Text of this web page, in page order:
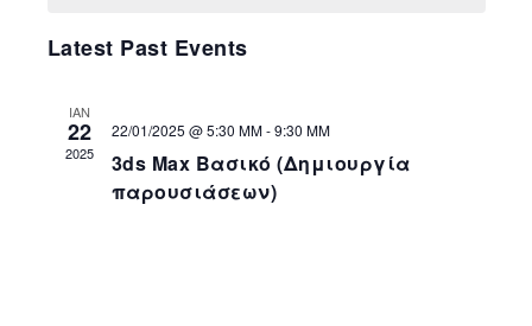
Latest Past Events
ΙΑΝ
22
2025
22/01/2025 @ 5:30 ΜΜ-9:30 ΜΜ
3ds Max Βασικό (Δημιουργία
παρουσιάσεων)